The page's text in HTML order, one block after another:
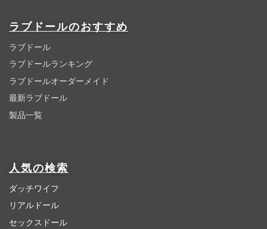
ラブドールのおすすめ
ラブドール
ラブドールランキング
ラブドールオーダーメイド
最新ラブドール
製品一覧
人気の検索
ダッチワイフ
リアルドール
セックスドール